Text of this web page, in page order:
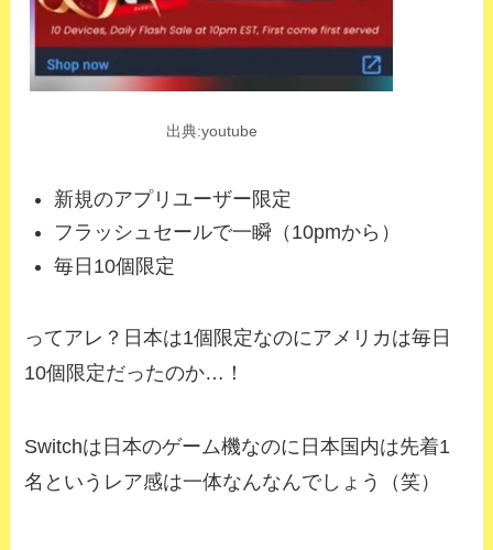
出典:youtube
新規のアプリユーザー限定
フラッシュセールで一瞬（10pmから）
毎日10個限定
ってアレ？日本は1個限定なのにアメリカは毎日
10個限定だったのか…！
Switchは日本のゲーム機なのに日本国内は先着1
名というレア感は一体なんなんでしょう（笑）